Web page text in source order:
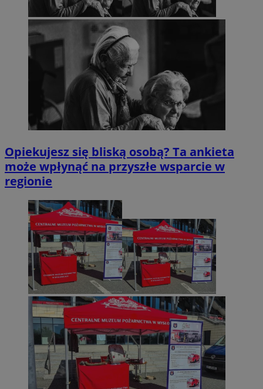
Opiekujesz się bliską osobą? Ta ankieta
może wpłynąć na przyszłe wsparcie w
regionie